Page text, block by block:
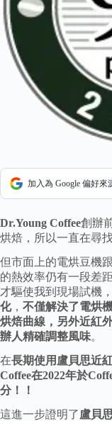
加入為 Google 偏好來
Dr.Young Coffee創辦
烘焙，所以一直在尋
但市面上的電烘豆機
的熱效率仍有一段差
才驅使我到現場試機
化， 不僅解決了電烘
烘焙曲線，另外近紅
辦人精確調整風味。
在長期使用盧貝思近
Coffee在2022年於
分！！
這進一步證明了盧貝